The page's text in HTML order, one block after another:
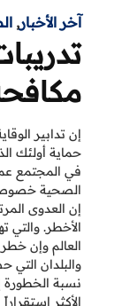
آخر الأخبار,
إن تدابير
حماية أولئك
في المجتمع
الصحية
إن العدوى
الأخطر.
العالم وإن
والبلدان
نسبة الخطورة
الأكثر استقراراً